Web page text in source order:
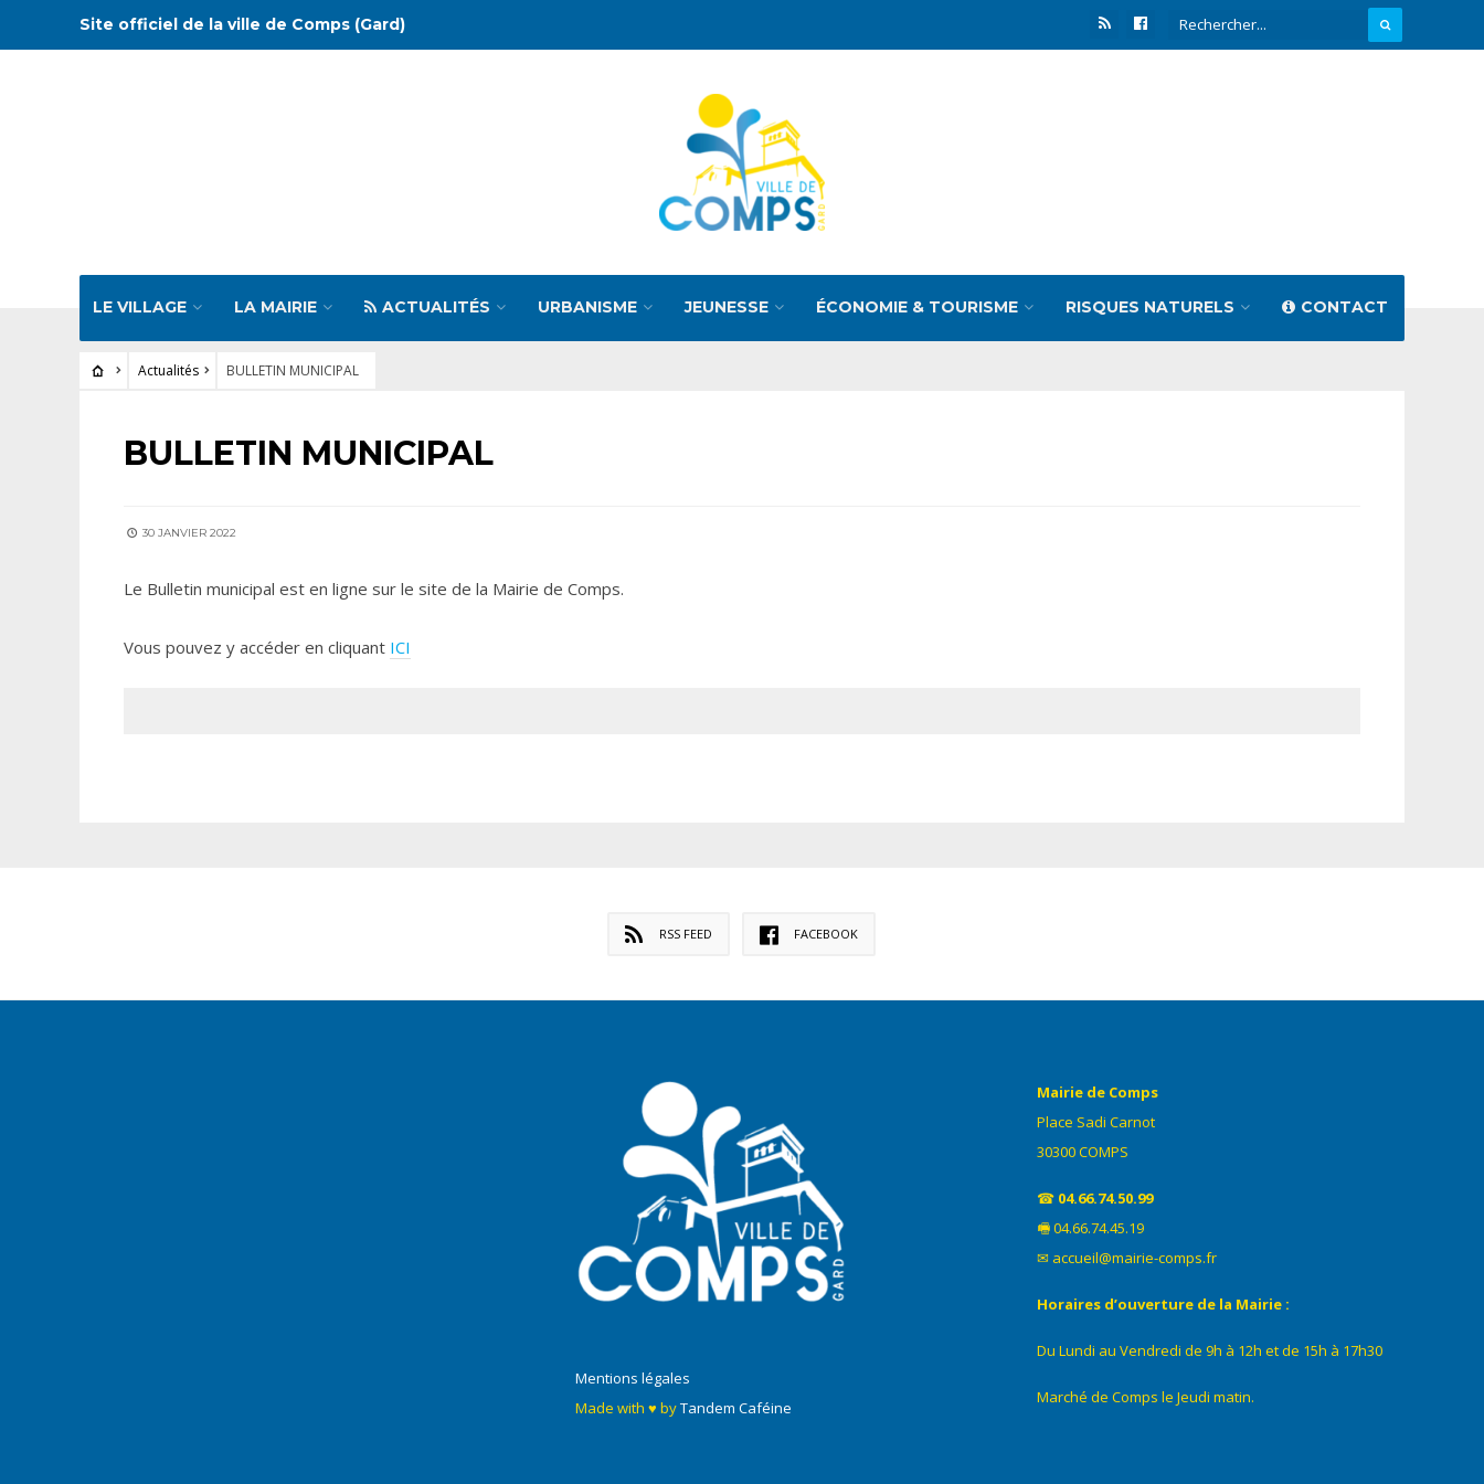
Site officiel de la ville de Comps (Gard)
LE VILLAGE LA MAIRIE ACTUALITÉS URBANISME JEUNESSE ÉCONOMIE & TOURISME RISQUES NATURELS CONTACT
Actualités BULLETIN MUNICIPAL
ACTUALITÉS
BULLETIN MUNICIPAL
30 JANVIER 2022
Le Bulletin municipal est en ligne sur le site de la Mairie de Comps.
Vous pouvez y accéder en cliquant ICI
RSS FEED FACEBOOK
Mentions légales
Made with ♥ byTandem Caféine
Mairie de Comps
Place Sadi Carnot
30300 COMPS
☎ 04.66.74.50.99
🖷 04.66.74.45.19
✉ accueil@mairie-comps.fr
Horaires d’ouverture de la Mairie :
Du Lundi au Vendredi de 9h à 12h et de 15h à 17h30
Marché de Comps le Jeudi matin.